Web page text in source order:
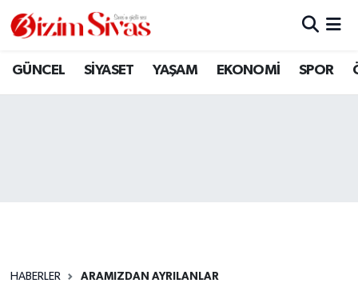
GÜNCEL SİYASET YAŞAM EKONOMİ SPOR
HABERLER ARAMIZDAN AYRILANLAR
ARAMIZDAN AYRILANLAR
Sivas Nöbetçi Eczaneler